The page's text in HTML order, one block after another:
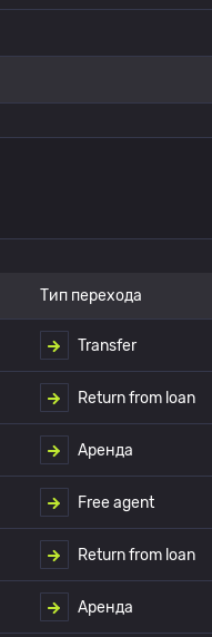
Тип перехода
Transfer
Return from loan
Аренда
Free agent
Return from loan
Аренда